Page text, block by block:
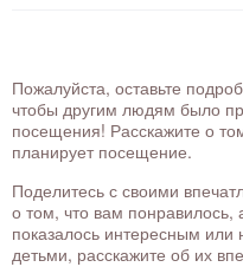
Пожалуйста, оставьте
чтобы другим людям было
посещения! Расскажите о
планирует посещение.
Поделитесь с своими
о том, что вам понравилось,
показалось интересным
детьми, расскажите об их